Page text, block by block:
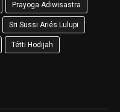
Prayoga Adiwisastra
Sri Sussi Ariés Lulupi
Tétti Hodijah